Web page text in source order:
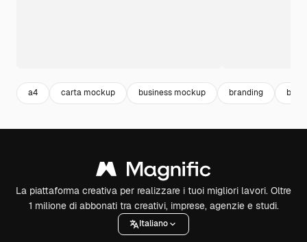
a4 carta mockup business mockup branding
La piattaforma creativa per realizzare i tuoi migliori lavori. Oltre
1 milione di abbonati tra creativi, imprese, agenzie e studi.
Italiano